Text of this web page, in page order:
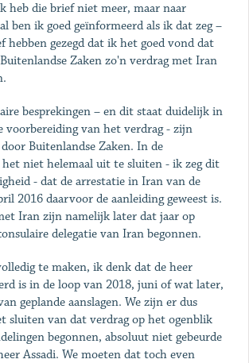
heb die brief niet meer, maar naar
ben ik goed geïnformeerd als ik dat zeg –
hebben gezegd dat ik het goed vond dat
Zaken zo'n verdrag met Iran
besprekingen – en dit staat duidelijk in
voorbereiding van het verdrag - zijn
Buitenlandse Zaken. In de
niet helemaal uit te sluiten - ik zeg dit
- dat de arrestatie in Iran van de
2016 daarvoor de aanleiding geweest is.
Iran zijn namelijk later dat jaar op
delegatie van Iran begonnen.
te maken, ik denk dat de heer
is in de loop van 2018, juni of wat later,
geplande aanslagen. We zijn er dus
sluiten van dat verdrag op het ogenblik
begonnen, absoluut niet gebeurde
Assadi. We moeten dat toch even